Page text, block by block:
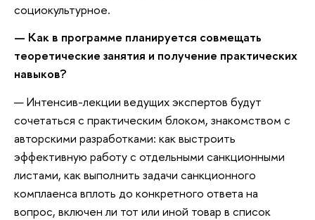
социокультурное.
— Как в программе планируется совмещать
теоретические занятия и получение практических
навыков?
— Интенсив-лекции ведущих экспертов будут
сочетаться с практическим блоком, знакомством с
авторскими разработками: как выстроить
эффективную работу с отдельными санкционными
листами, как выполнить задачи санкционного
комплаенса вплоть до конкретного ответа на
вопрос, включен ли тот или иной товар в список